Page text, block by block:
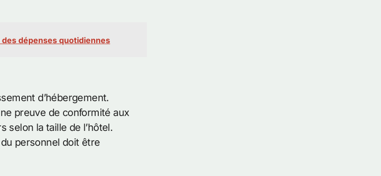
des dépenses quotidiennes
d’hébergement.
preuve de conformité aux
selon la taille de l’hôtel.
personnel doit être